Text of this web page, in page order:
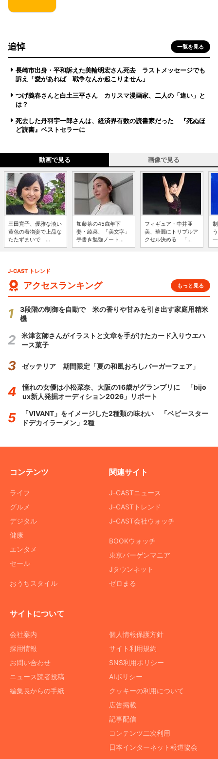
追悼 一覧を見る
長崎市出身・平和訴えた美輪明宏さん死去 ラストメッセージでも
訴え「愛があれば 戦争なんか起こりません」
つげ義春さんと白土三平さん カリスマ漫画家、二人の「違い」と
は？
死去した丹羽宇一郎さんは、経済界有数の読書家だった 『死ぬほ
ど読書』ベストセラーに
動画で見る 画像で見る
三田寛子、優雅な淡い
黄色の着物姿で上品な
たたずまいで ...
加藤茶の45歳年下
妻・綾菜、「美文字」
手書き勉強ノート...
フィギュア・中井亜
美、華麗にトリプルア
クセル決める 「...
J-CAST トレンド
アクセスランキング もっと見る
3段階の制御を自動で 米の香りや甘みを引き出す家庭用精米
機
米津玄師さんがイラストと文章を手がけたカード入りウエハ
ース菓子
ゼッテリア 期間限定「夏の和風おろしバーガーフェア」
憧れの女優は小松菜奈、大阪の16歳がグランプリに 「bijo
ux新人発掘オーディション2026」リポート
「VIVANT」をイメージした2種類の味わい 「ベビースター
ドデカイラーメン」2種
コンテンツ
ライフ
グルメ
デジタル
健康
エンタメ
セール
おうちスタイル
関連サイト
J-CASTニュース
J-CASTトレンド
J-CAST会社ウォッチ
BOOKウォッチ
東京バーゲンマニア
Jタウンネット
ゼロまる
サイトについて
会社案内
採用情報
お問い合わせ
ニュース読者投稿
編集長からの手紙
個人情報保護方針
サイト利用規約
SNS利用ポリシー
AIポリシー
クッキーの利用について
広告掲載
記事配信
コンテンツ二次利用
日本インターネット報道協会